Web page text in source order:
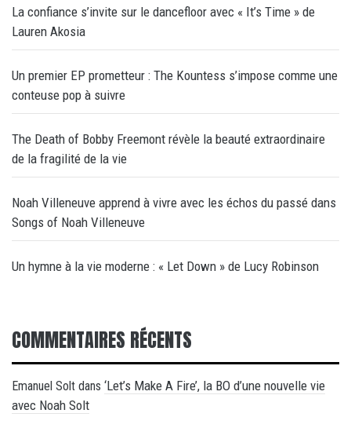
La confiance s’invite sur le dancefloor avec « It’s Time » de
Lauren Akosia
Un premier EP prometteur : The Kountess s’impose comme une
conteuse pop à suivre
The Death of Bobby Freemont révèle la beauté extraordinaire
de la fragilité de la vie
Noah Villeneuve apprend à vivre avec les échos du passé dans
Songs of Noah Villeneuve
Un hymne à la vie moderne : « Let Down » de Lucy Robinson
COMMENTAIRES RÉCENTS
Emanuel Solt dans ‘Let’s Make A Fire’, la BO d’une nouvelle vie
avec Noah Solt